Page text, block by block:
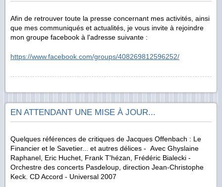
Afin de retrouver toute la presse concernant mes activités, ainsi
que mes communiqués et actualités, je vous invite à rejoindre
mon groupe facebook à l'adresse suivante :
https://www.facebook.com/groups/408269812596252/
EN ATTENDANT UNE MISE À JOUR...
Quelques références de critiques de Jacques Offenbach : Le
Financier et le Savetier... et autres délices - Avec Ghyslaine
Raphanel, Eric Huchet, Frank T'hézan, Frédéric Bialecki -
Orchestre des concerts Pasdeloup, direction Jean-Christophe
Keck. CD Accord - Universal 2007